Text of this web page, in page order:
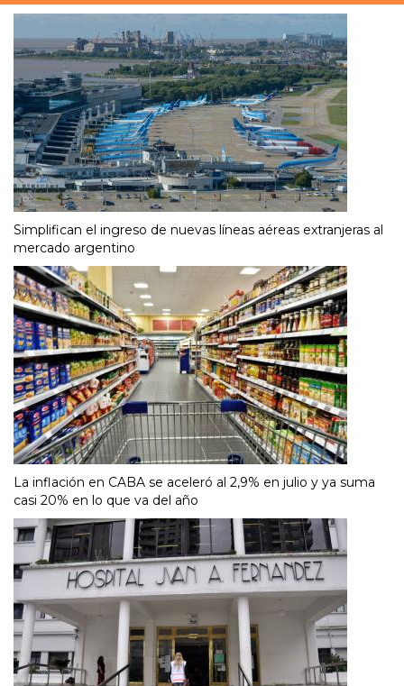
Simplifican el ingreso de nuevas líneas aéreas extranjeras al
mercado argentino
La inflación en CABA se aceleró al 2,9% en julio y ya suma
casi 20% en lo que va del año